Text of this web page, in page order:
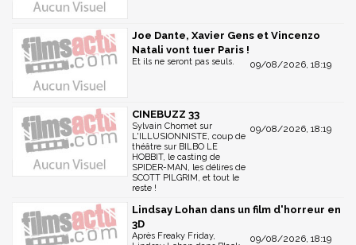
Joe Dante, Xavier Gens et Vincenzo
Natali vont tuer Paris !
09/08/2026, 18:19
Et ils ne seront pas seuls.
CINEBUZZ 33
09/08/2026, 18:19
Sylvain Chomet sur
L'ILLUSIONNISTE, coup de
théâtre sur BILBO LE
HOBBIT, le casting de
SPIDER-MAN, les délires de
SCOTT PILGRIM, et tout le
reste !
Lindsay Lohan dans un film d'horreur en
3D
09/08/2026, 18:19
Après Freaky Friday,